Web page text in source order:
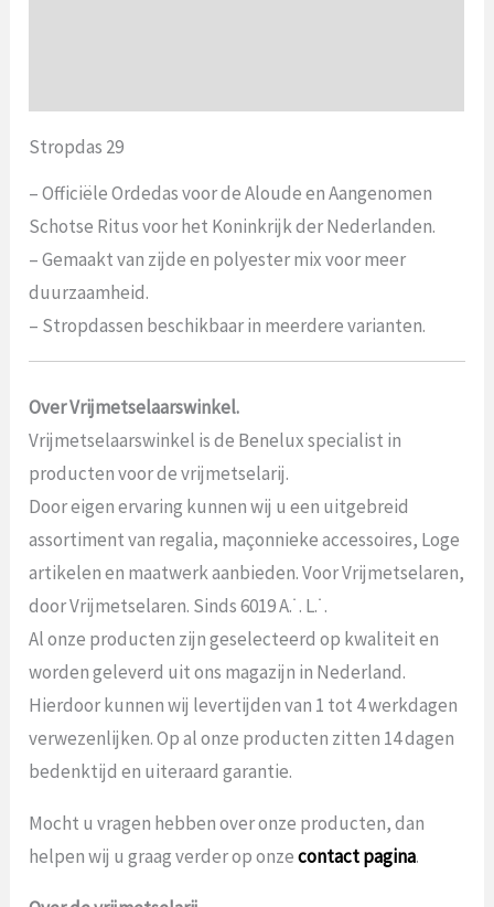
Stropdas 29
– Officiële Ordedas voor de Aloude en Aangenomen
Schotse Ritus voor het Koninkrijk der Nederlanden.
– Gemaakt van zijde en polyester mix voor meer
duurzaamheid.
– Stropdassen beschikbaar in meerdere varianten.
Over Vrijmetselaarswinkel.
Vrijmetselaarswinkel is de Benelux specialist in
producten voor de vrijmetselarij.
Door eigen ervaring kunnen wij u een uitgebreid
assortiment van regalia, maçonnieke accessoires, Loge
artikelen en maatwerk aanbieden. Voor Vrijmetselaren,
door Vrijmetselaren. Sinds 6019 A.˙. L.˙.
Al onze producten zijn geselecteerd op kwaliteit en
worden geleverd uit ons magazijn in Nederland.
Hierdoor kunnen wij levertijden van 1 tot 4 werkdagen
verwezenlijken. Op al onze producten zitten 14 dagen
bedenktijd en uiteraard garantie.
Mocht u vragen hebben over onze producten, dan
helpen wij u graag verder op onzecontact pagina.